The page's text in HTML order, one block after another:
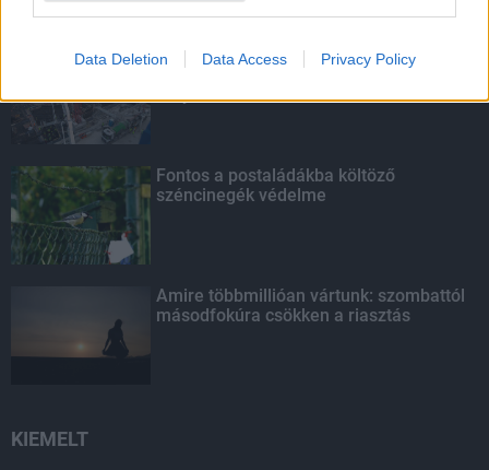
Data Deletion Data Access Privacy Policy
LEGOLVASOTTABB
Paks II.: Mit jelent az 5. blokk új
mérföldköve a felülvizsgálat
árnyékában?
Fontos a postaládákba költöző
széncinegék védelme
Amire többmillióan vártunk: szombattól
másodfokúra csökken a riasztás
KIEMELT